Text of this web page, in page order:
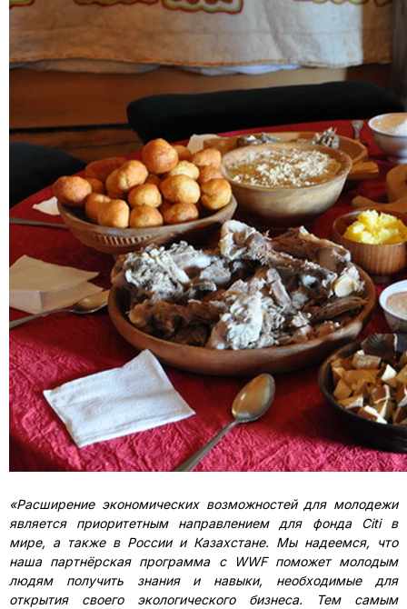
«Расширение экономических возможностей для молодежи
является приоритетным направлением для фонда Citiв
мире, а также в России и Казахстане. Мы надеемся, что
наша партнёрская программа с
WWFпоможет молодым
людям получить знания и навыки, необходимые для
открытия своего экологического бизнеса. Тем самым